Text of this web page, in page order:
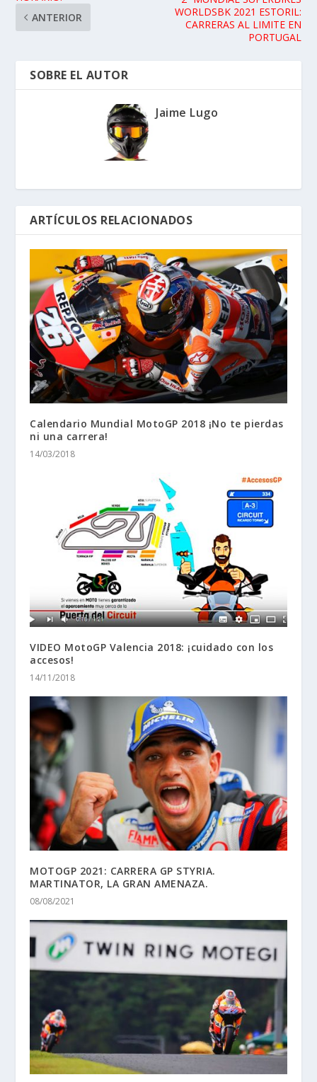
ANTERIOR
WORLDSBK 2021 ESTORIL:
CARRERAS AL LIMITE EN
PORTUGAL
SOBRE EL AUTOR
Jaime Lugo
ARTÍCULOS RELACIONADOS
Calendario Mundial MotoGP 2018 ¡No te pierdas
ni una carrera!
14/03/2018
VIDEO MotoGP Valencia 2018: ¡cuidado con los
accesos!
14/11/2018
MOTOGP 2021: CARRERA GP STYRIA.
MARTINATOR, LA GRAN AMENAZA.
08/08/2021